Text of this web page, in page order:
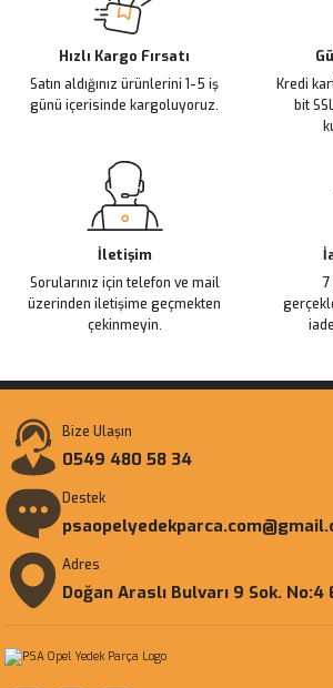
Ürün bilgilerinde hatalar bulunuyor.
Ürün fiyatı diğer sitelerden daha pahalı.
Bu ürüne benzer farklı alternatifler olmalı.
Hızlı Kargo Fırsatı
Satın aldığınız ürünlerini 1-5 iş
günü içerisinde kargoluyoruz.
Kredi
bit
İletişim
Sorularınız için telefon ve mail
üzerinden iletişime geçmekten
çekinmeyin.
Bize Ulaşın
0549 480 58 34
Destek
Adres
Doğan Araslı Bulvarı 9 Sok.